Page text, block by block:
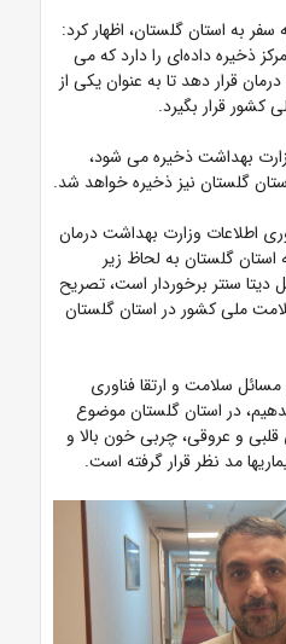
به استان گلستان، اظهار کرد:
ذخیره داده‌ای را دارد که می‌
قرار دهد تا به عنوان یکی از
کشور قرار بگیرد.
بهداشت ذخیره می شود،
گلستان نیز ذخیره خواهد شد.
اطلاعات وزارت بهداشت درمان
استان گلستان به لحاظ زیر
دیتا سنتر برخوردار است، تصریح
ملی کشور در استان گلستان
سلامت و ارتقا فناوری
در استان گلستان موضوع
و عروقی، چربی خون بالا و
مد نظر قرار گرفته است.